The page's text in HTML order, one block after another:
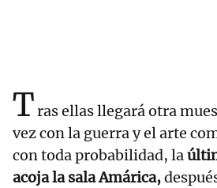
Tras ellas llegará otra
vez con la guerra y el arte
con toda probabilidad, la
acoja la sala Amárica,